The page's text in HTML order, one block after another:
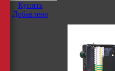
Купить
Добавлено